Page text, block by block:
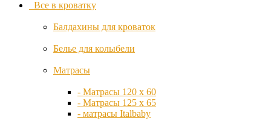
Детский транспорт
балансиры
Hauck
Heyner
iBaby
IKID
Все в кроватку
Балдахины для кроваток
Белье для колыбели
Матрасы
- Матрасы 120 x 60
- Матрасы 125 х 65
- матрасы Italbaby